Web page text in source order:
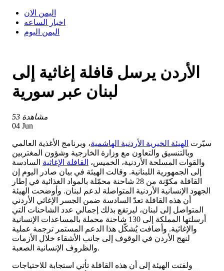
اليمن الان
اخبار الساعه
اليمن اليوم
الأردن يرسل قافلة إغاثية إلى
لبنان عبر سورية
53 مشاهدة
04 Jun
سيّرت الهيئة الخيرية الأردنية الهاشمية، وبرنامج الأغذية العالمي
وبالتنسيق والتعاون مع وزارة الخارجية وشؤون المغتربين
والقوات المسلحة الأردنية، الخميس، القافلة الإغاثية السادسة
إلى الجمهورية اللبنانية. وقالت الهيئة في بيان صادر اليوم إن
القافلة مكوّنة من 28 شاحنة محمّلة بالمواد الغذائية في إطار
الجهود الإنسانية الأردنية المتواصلة لدعم لبنان. وأوضحت الهيئة
أن هذه القافلة تعدّ السادسة ضمن الجسر الإغاثي الأردني
المتواصل إلى لبنان، ليرتفع بذلك إجمالي عدد الشاحنات التي
أرسلتها المملكة إلى 130 شاحنة محملة بالمساعدات الإنسانية
والإغاثية. وأضافت يُشكّل هذا الدعم المستمر ترجمة عملية
لنهج الأردن في الوقوف إلى جانب الأشقاء خلال الأزمات
والظروف الإنسانية الصعبة.
ولفتت الهيئة إلى أن هذه القافلة تأتي استجابة للاحتياجات